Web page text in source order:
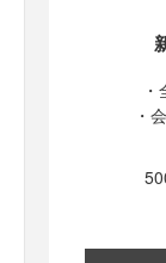
・